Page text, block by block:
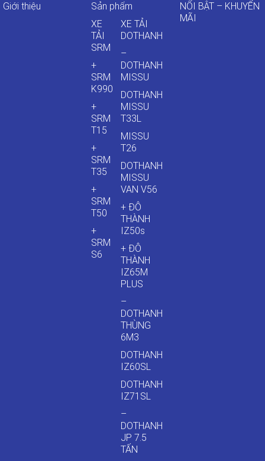
Giới thiệu
Sản phẩm
XE
TẢI
SRM
+
SRM
K990
+
SRM
T15
+
SRM
T35
+
SRM
T50
+
SRM
S6
XE TẢI
DOTHANH
–
DOTHANH
MISSU
DOTHANH
MISSU
T33L
MISSU
T26
DOTHANH
MISSU
VAN V56
+ ĐÔ
THÀNH
IZ50s
+ ĐÔ
THÀNH
IZ65M
PLUS
–
DOTHANH
THÙNG
6M3
DOTHANH
IZ60SL
DOTHANH
IZ71SL
–
DOTHANH
JP 7.5
TẤN
NỔI BẬT – KHUYẾN
MÃI